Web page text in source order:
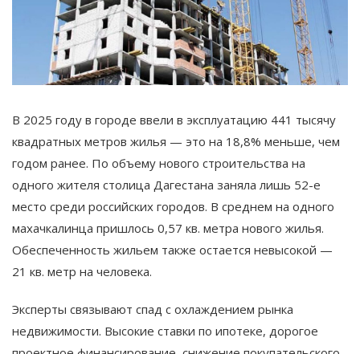
В 2025 году в городе ввели в эксплуатацию 441 тысячу
квадратных метров жилья — это на 18,8% меньше, чем
годом ранее. По объему нового строительства на
одного жителя столица Дагестана заняла лишь 52-е
место среди российских городов. В среднем на одного
махачкалинца пришлось 0,57 кв. метра нового жилья.
Обеспеченность жильем также остается невысокой —
21 кв. метр на человека.
Эксперты связывают спад с охлаждением рынка
недвижимости. Высокие ставки по ипотеке, дорогое